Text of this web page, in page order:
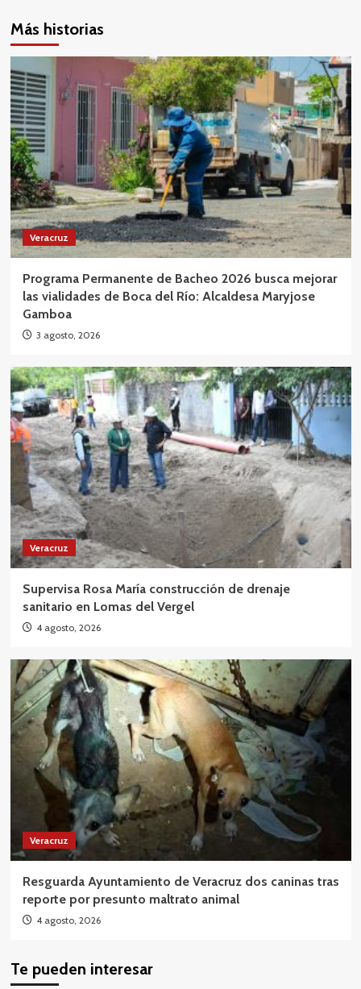
Más historias
Veracruz
Programa Permanente de Bacheo 2026 busca mejorar
las vialidades de Boca del Río: Alcaldesa Maryjose
Gamboa
3 agosto, 2026
Veracruz
Supervisa Rosa María construcción de drenaje
sanitario en Lomas del Vergel
4 agosto, 2026
Veracruz
Resguarda Ayuntamiento de Veracruz dos caninas tras
reporte por presunto maltrato animal
4 agosto, 2026
Te pueden interesar